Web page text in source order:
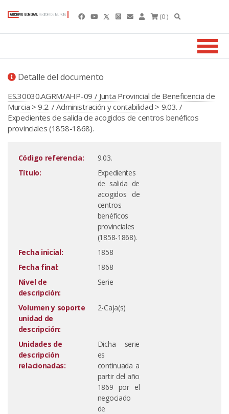
(0 )
Detalle del documento
ES.30030.AGRM/AHP-09 / Junta Provincial de Beneficencia de
Murcia >9.2. / Administración y contabilidad > 9.03. /
Expedientes de salida de acogidos de centros benéficos
provinciales (1858-1868).
Código referencia:
9.03.
Título:
Expedientes
de salida de
acogidos de
centros
benéficos
provinciales
(1858-1868).
Fecha inicial:
1858
Fecha final:
1868
Nivel de
descripción:
Serie
Volumen y soporte
unidad de
descripción:
2-Caja(s)
Unidades de
descripción
relacionadas:
Dicha serie
es
continuada a
partir del año
1869 por el
negociado
de